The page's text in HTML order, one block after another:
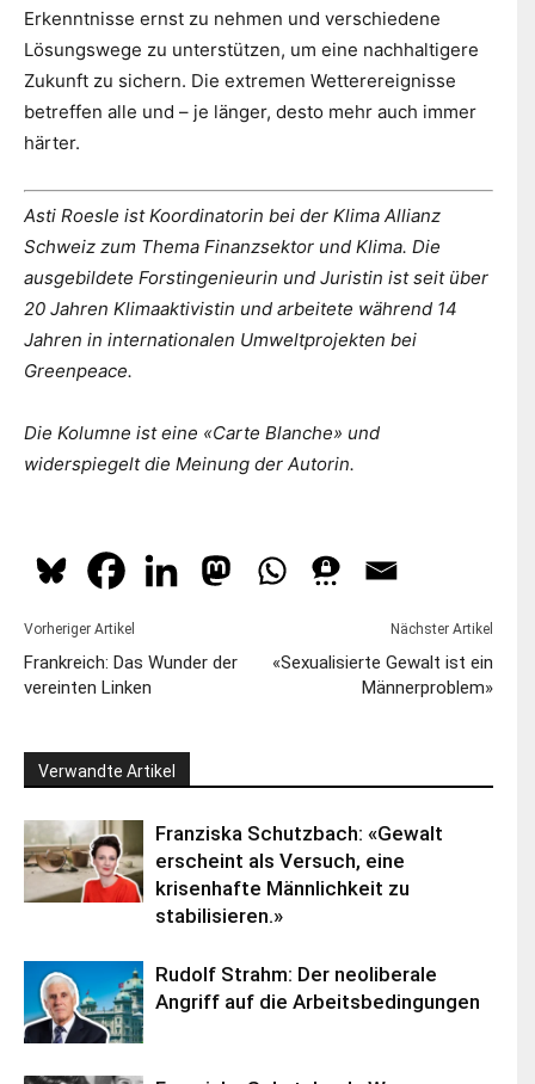
Erkenntnisse ernst zu nehmen und verschiedene
Lösungswege zu unterstützen, um eine nachhaltigere
Zukunft zu sichern. Die extremen Wetterereignisse
betreffen alle und – je länger, desto mehr auch immer
härter.
Asti Roesle ist Koordinatorin bei der Klima Allianz
Schweiz zum Thema Finanzsektor und Klima. Die
ausgebildete Forstingenieurin und Juristin ist seit über
20 Jahren Klimaaktivistin und arbeitete während 14
Jahren in internationalen Umweltprojekten bei
Greenpeace.
Die Kolumne ist eine «Carte Blanche» und
widerspiegelt die Meinung der Autorin.
Vorheriger Artikel
Frankreich: Das Wunder der
vereinten Linken
Nächster Artikel
«Sexualisierte Gewalt ist ein
Männerproblem»
Verwandte Artikel
Franziska Schutzbach: «Gewalt
erscheint als Versuch, eine
krisenhafte Männlichkeit zu
stabilisieren.»
Rudolf Strahm: Der neoliberale
Angriff auf die Arbeitsbedingungen